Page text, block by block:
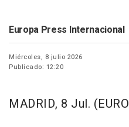
Europa Press Internacional
Miércoles, 8 julio 2026
Publicado: 12:20
MADRID, 8 Jul.